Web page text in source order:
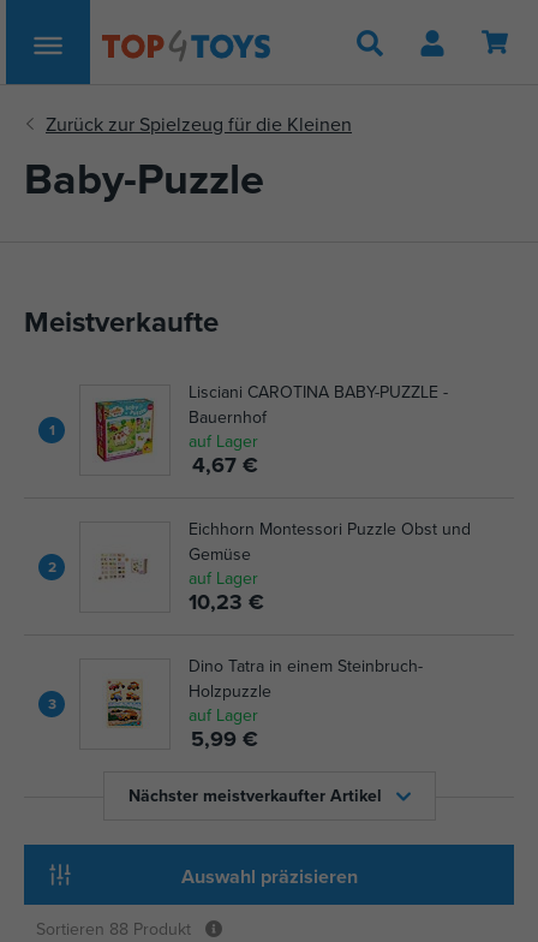
Suche
Baby-Puzzle
Meistverkaufte
1
Lisciani CAROTINA BABY-PUZZLE -
Bauernhof
auf Lager
4,67 €
2
Eichhorn Montessori Puzzle Obst und
Gemüse
auf Lager
10,23 €
3
Dino Tatra in einem Steinbruch-
Holzpuzzle
auf Lager
5,99 €
Nächster meistverkaufter Artikel
Auswahl präzisieren
Sortieren 88 Produkt